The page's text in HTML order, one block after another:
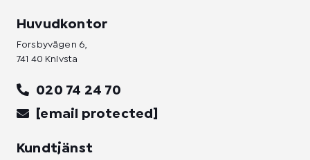
Huvudkontor
Forsbyvägen 6,
741 40 Knivsta
020 74 24 70
[email protected]
Kundtjänst